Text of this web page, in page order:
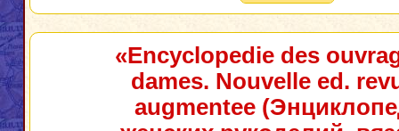
«Encyclopedie des
dames. Nouvelle ed.
augmentee